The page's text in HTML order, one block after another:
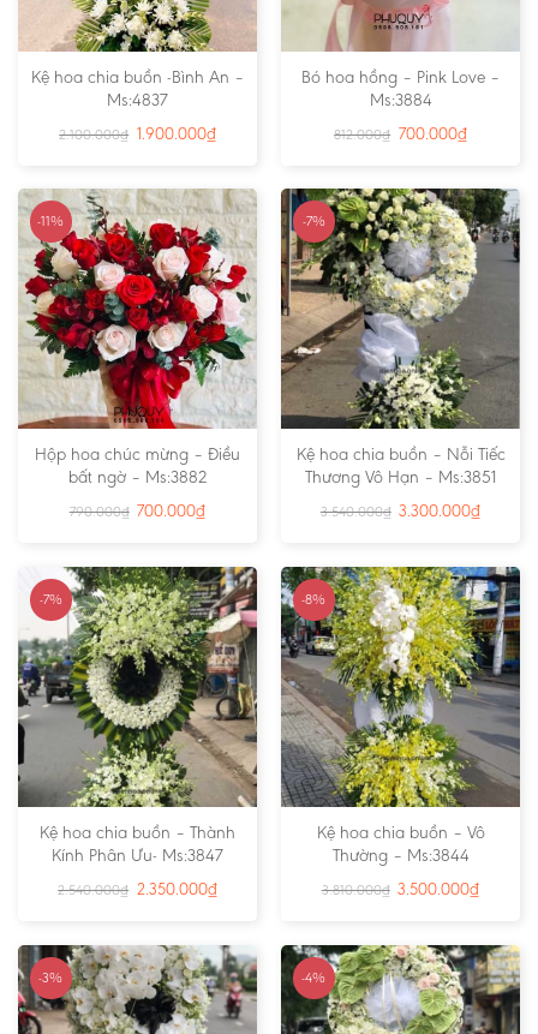
Kệ hoa chia buồn -Bình An –
Ms:4837
2.100.000₫ 1.900.000₫
Bó hoa hồng – Pink Love –
Ms:3884
812.000₫ 700.000₫
-11%
Hộp hoa chúc mừng – Điều
bất ngờ – Ms:3882
790.000₫ 700.000₫
-7%
Kệ hoa chia buồn – Nỗi Tiếc
Thương Vô Hạn – Ms:3851
3.540.000₫ 3.300.000₫
-7%
Kệ hoa chia buồn – Thành
Kính Phân Ưu- Ms:3847
2.540.000₫ 2.350.000₫
-8%
Kệ hoa chia buồn – Vô
Thường – Ms:3844
3.810.000₫ 3.500.000₫
-3% -4%